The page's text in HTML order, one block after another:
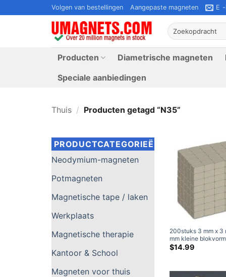
naar
Volgen van bestellingen Aangepaste magneten E
Zoeken
naar:
Producten Diametrische magneten
Speciale aanbiedingen
Thuis / Producten getagd “N35”
PRODUCTCATEGORIEËN
Neodymium-magneten
Potmagneten
Magnetische tape / laken
Werkplaats
Magnetische therapie
Kantoor & School
Magneten voor thuis
200stuks 3 mm x 3
mm kleine
kubusvormige
$14.99